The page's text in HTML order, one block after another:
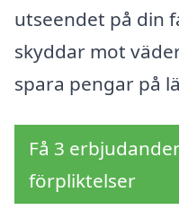
utseendet på din
skyddar mot
spara pengar på
Få 3
förpliktelser